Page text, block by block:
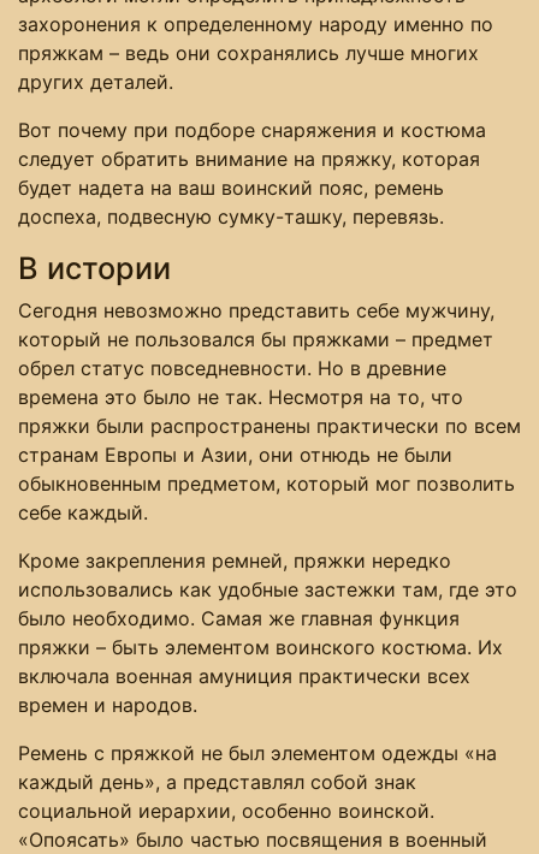
захоронения к определенному народу именно по
пряжкам – ведь они сохранялись лучше многих
других деталей.
Вот почему при подборе снаряжения и костюма
следует обратить внимание на пряжку, которая
будет надета на ваш воинский пояс, ремень
доспеха, подвесную сумку-ташку, перевязь.
В истории
Сегодня невозможно представить себе мужчину,
который не пользовался бы пряжками – предмет
обрел статус повседневности. Но в древние
времена это было не так. Несмотря на то, что
пряжки были распространены практически по всем
странам Европы и Азии, они отнюдь не были
обыкновенным предметом, который мог позволить
себе каждый.
Кроме закрепления ремней, пряжки нередко
использовались как удобные застежки там, где это
было необходимо. Самая же главная функция
пряжки – быть элементом воинского костюма. Их
включала военная амуниция практически всех
времен и народов.
Ремень с пряжкой не был элементом одежды «на
каждый день», а представлял собой знак
социальной иерархии, особенно воинской.
«Опоясать» было частью посвящения в военный